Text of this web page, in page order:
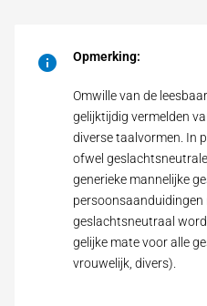
Opmerking:
Omwille van de
gelijktijdig vermelden
diverse taalvormen. In
ofwel
generieke mannelijke
persoonsaanduidingen
geslachtsneutraal
gelijke mate voor alle
vrouwelijk, divers).